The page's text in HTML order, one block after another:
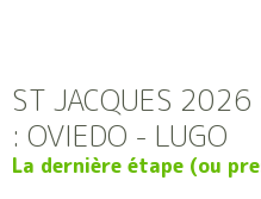
ST JACQUES 2026
: OVIEDO - LUGO
La dernière étape (ou